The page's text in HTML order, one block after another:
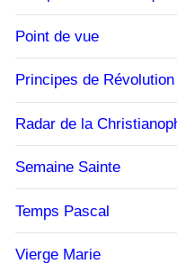
Point de vue
Principes de
Radar de la
Semaine Sainte
Temps Pascal
Vierge Marie